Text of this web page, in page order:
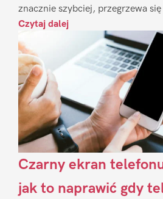
znacznie szybciej, przegrzewa
Czytaj dalej
Czarny ekran
jak to naprawić gdy